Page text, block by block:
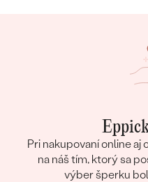
Pri nakupovaní online
na náš tím, ktorý sa
výber šperku